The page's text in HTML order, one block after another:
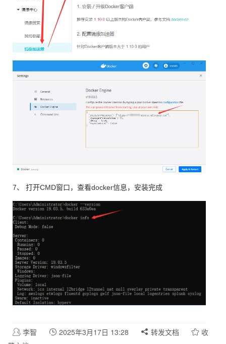
7、 打开CMD窗口，查看docker信息，安装完成
李智 2025年3月17日 13:28 转发文档
收